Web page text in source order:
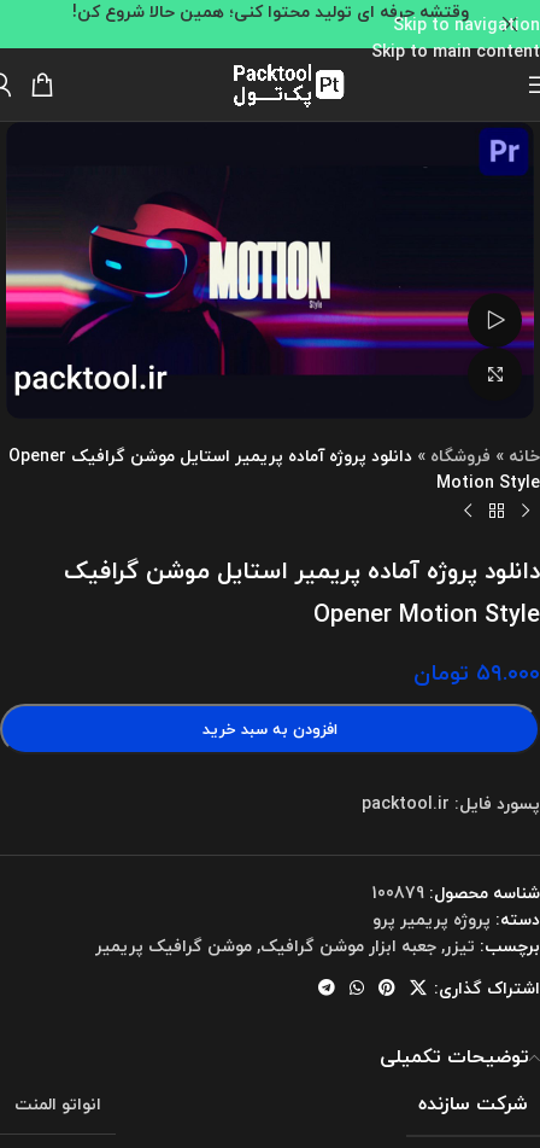
Skip to navigation
Skip to main content
وقتشه حرفه ای تولید محتوا کنی؛ همین حالا شروع کن!
تماشای ویدئو
بزرگنمایی تصویر
خانه » فروشگاه »
دانلود پروژه آماده پریمیر استایل موشن گرافیک Opener
Motion Style
دانلود پروژه آماده پریمیر استایل موشن گرافیک
Opener Motion Style
۵۹.۰۰۰ تومان
افزودن به سبد خرید
پسورد فایل: packtool.ir
شناسه محصول: 100879
دسته: پروژه پریمیر پرو
برچسب: تیزر,جعبه ابزار موشن گرافیک,موشن گرافیک پریمیر
اشتراک گذاری:
توضیحات تکمیلی
شرکت سازنده
انواتو المنت